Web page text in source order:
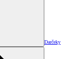
Darčeky